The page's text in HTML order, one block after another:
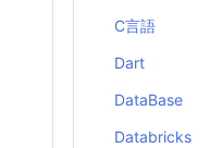
C言語
Dart
DataBase
Databricks